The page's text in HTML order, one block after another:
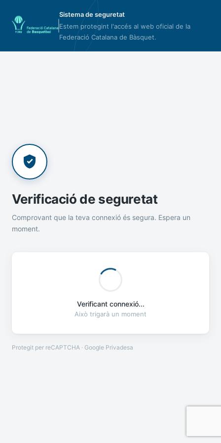
Sistema de seguretat
Estem protegint l'accés al web oficial de la
Federació Catalana de Bàsquet.
Verificació de seguretat
Comprovant que la teva connexió és segura. Espera un
moment.
Verificant connexió...
Això trigarà un moment
Protegit per reCAPTCHA · Google Privadesa